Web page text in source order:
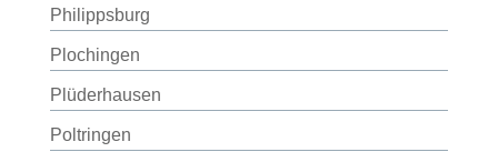
Philippsburg
Plochingen
Plüderhausen
Poltringen